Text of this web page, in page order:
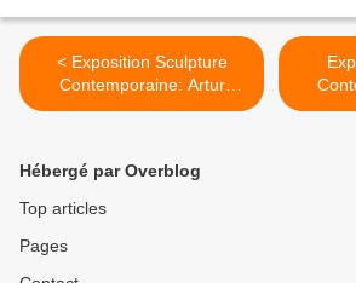
< Exposition Sculpture
Contemporaine: Artur
LESCHER « ASTERISMOS
Hébergé par Overblog
Top articles
Pages